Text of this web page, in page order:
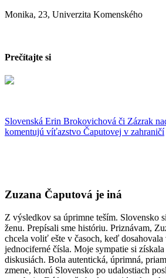
Monika, 23, Univerzita Komenského
Prečítajte si
Slovenská Erin Brokovichová či Zázrak
komentujú víťazstvo Čaputovej v zahraničí
Zuzana Čaputová je iná
Z výsledkov sa úprimne teším. Slovensko
ženu. Prepísali sme históriu. Priznávam,
chcela voliť ešte v časoch, keď dosahovala
jednociferné čísla. Moje sympatie si
diskusiách. Bola autentická, úprimná,
zmene, ktorú Slovensko po udalostiach